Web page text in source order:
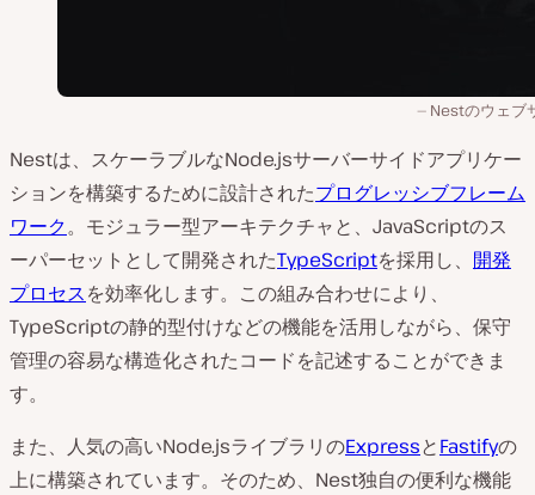
Nestのウェブ
Nestは、スケーラブルなNode.jsサーバーサイドアプリケー
ションを構築するために設計されたプログレッシブフレーム
ワーク。モジュラー型アーキテクチャと、JavaScriptのス
ーパーセットとして開発されたTypeScriptを採用し、 開発
プロセスを効率化します。この組み合わせにより、
TypeScriptの静的型付けなどの機能を活用しながら、保守
管理の容易な構造化されたコードを記述することができま
す。
また、人気の高いNode.jsライブラリのExpressとFastifyの
上に構築されています。そのため、Nest独自の便利な機能